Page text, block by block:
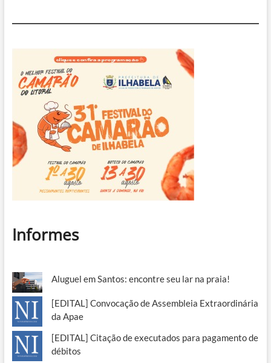
Informes
Aluguel em Santos: encontre seu lar na praia!
[EDITAL] Convocação de Assembleia Extraordinária
da Apae
[EDITAL] Citação de executados para pagamento de
débitos